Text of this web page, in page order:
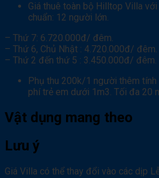
Giá thuê toàn bộ Hilltop Villa
chuẩn: 12 người lớn.
– Thứ 7: 6.720.000đ/ đêm.
– Thứ 6, Chủ Nhật : 4.720.000đ/ đêm.
– Thứ 2 đến thứ 5 : 3.450.000đ/ đêm.
Phụ thu 200k/1 người thêm
phí trẻ em dưới 1m3. Tối đa 20
Vật dụng mang theo
Lưu ý
Giá Villa có thể thay đổi vào các dịp